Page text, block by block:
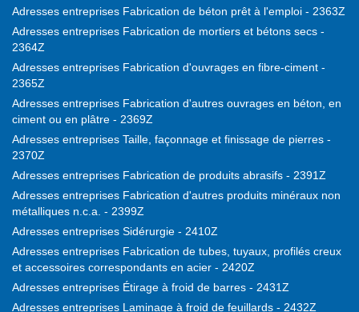
Adresses entreprises Fabrication de béton prêt à l'emploi - 2363Z
Adresses entreprises Fabrication de mortiers et bétons secs -
2364Z
Adresses entreprises Fabrication d'ouvrages en fibre-ciment -
2365Z
Adresses entreprises Fabrication d'autres ouvrages en béton, en
ciment ou en plâtre - 2369Z
Adresses entreprises Taille, façonnage et finissage de pierres -
2370Z
Adresses entreprises Fabrication de produits abrasifs - 2391Z
Adresses entreprises Fabrication d'autres produits minéraux non
métalliques n.c.a. - 2399Z
Adresses entreprises Sidérurgie - 2410Z
Adresses entreprises Fabrication de tubes, tuyaux, profilés creux
et accessoires correspondants en acier - 2420Z
Adresses entreprises Étirage à froid de barres - 2431Z
Adresses entreprises Laminage à froid de feuillards - 2432Z